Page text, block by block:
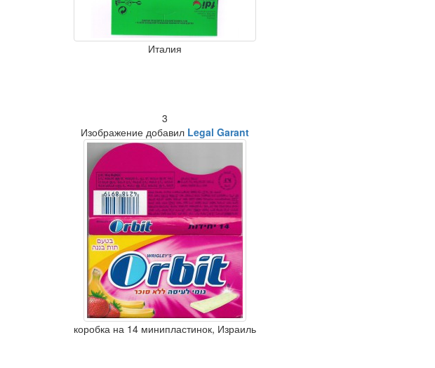
Италия
3
Изображение добавил Legal Garant
коробка на 14 минипластинок, Израиль